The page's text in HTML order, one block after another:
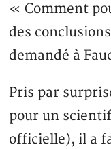
« Comment
des
demandé à
Pris par
pour un
officielle), il a